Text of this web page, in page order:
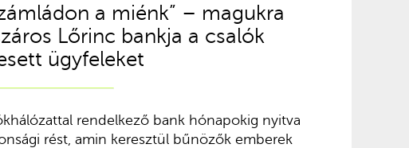
a miénk” – magukra
Lőrinc bankja a csalók
ügyfeleket
rendelkező bank hónapokig nyitva
rést, amin keresztül bűnözők emberek